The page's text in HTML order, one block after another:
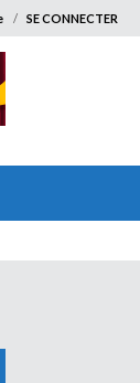
SE CONNECTER